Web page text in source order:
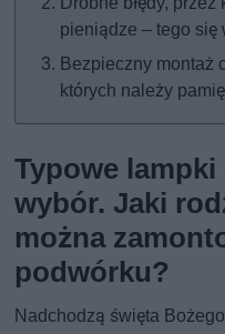
pieniądze – tego się
Bezpieczny montaż
których należy
Typowe
wybór. Jaki
można
podwórku?
Nadchodzą święta